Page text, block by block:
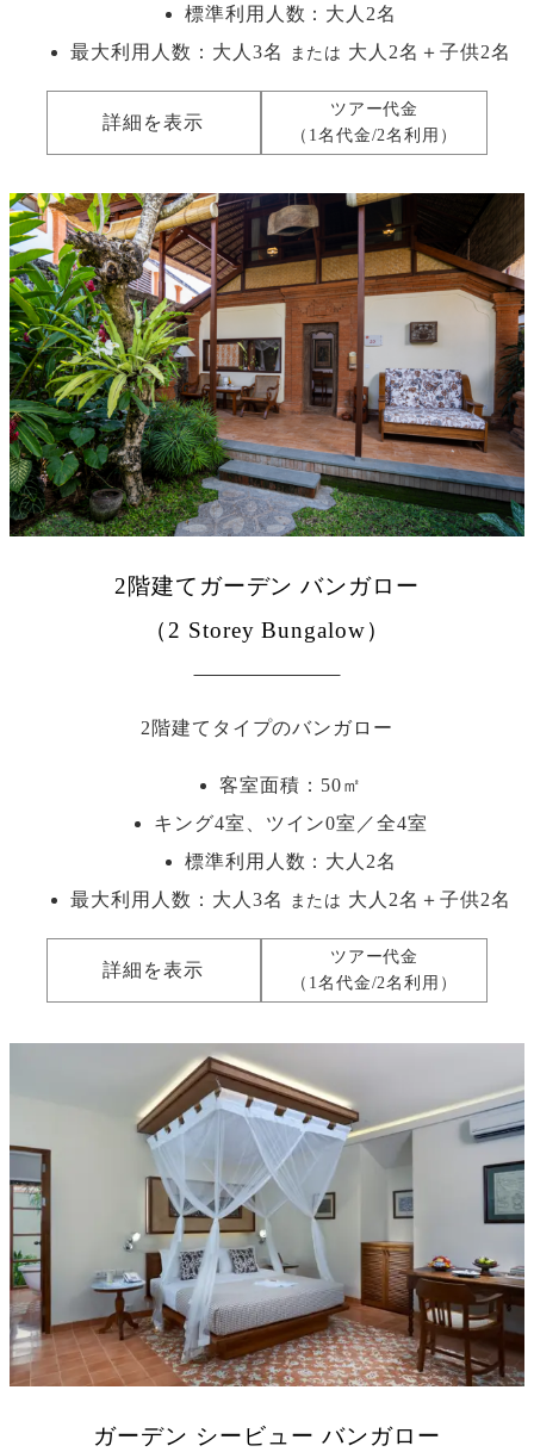
標準利用人数： 大人2名
最大利用人数： 大人3名 または 大人2名＋子供2名
詳細を表示
ツアー代金
（1名代金/2名利用）
2階建てガーデン バンガロー
（2 Storey Bungalow）
2階建てタイプのバンガロー
客室面積：50㎡
キング4室、ツイン0室／全4室
標準利用人数： 大人2名
最大利用人数： 大人3名 または 大人2名＋子供2名
詳細を表示
ツアー代金
（1名代金/2名利用）
ガーデン シービュー バンガロー